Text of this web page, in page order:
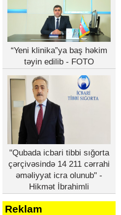
“Yeni klinika”ya baş həkim
təyin edilib - FOTO
"Qubada icbari tibbi sığorta
çərçivəsində 14 211 cərrahi
əməliyyat icra olunub" -
Hikmət İbrahimli
Reklam